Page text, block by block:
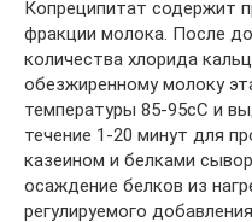
Копреципитат содержит
фракции молока. После
количества хлорида
обезжиренному молоку
температуры 85-95сС и
течение 1-20 минут для
казеином и белками
осаждение белков из
регулируемого